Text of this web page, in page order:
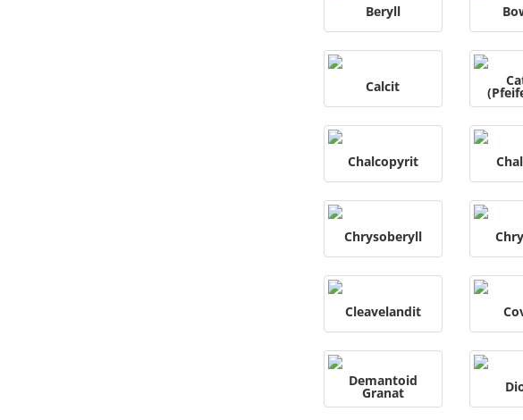
Beryll
Calcit
Chalcopyrit
Chrysoberyll
Cleavelandit
Demantoid
Granat